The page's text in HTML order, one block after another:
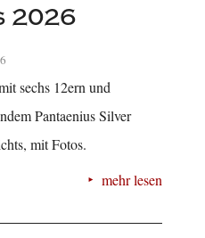
2026
sechs 12ern und
Pantaenius Silver
mit Fotos.
mehr lesen